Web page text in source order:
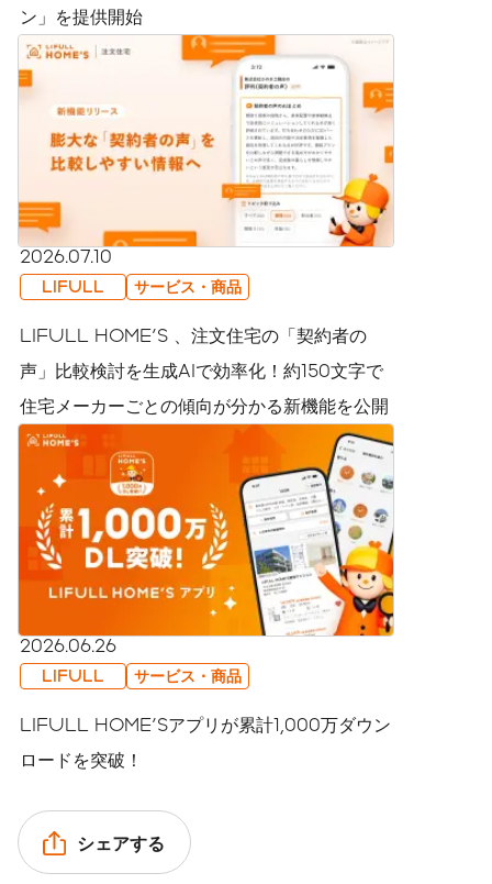
ン」を提供開始
2026.07.10
LIFULL サービス・商品
LIFULL HOME'S 、注文住宅の「契約者の
声」比較検討を生成AIで効率化！約150文字で
住宅メーカーごとの傾向が分かる新機能を公開
2026.06.26
LIFULL サービス・商品
LIFULL HOME'Sアプリが累計1,000万ダウン
ロードを突破！
シェアする